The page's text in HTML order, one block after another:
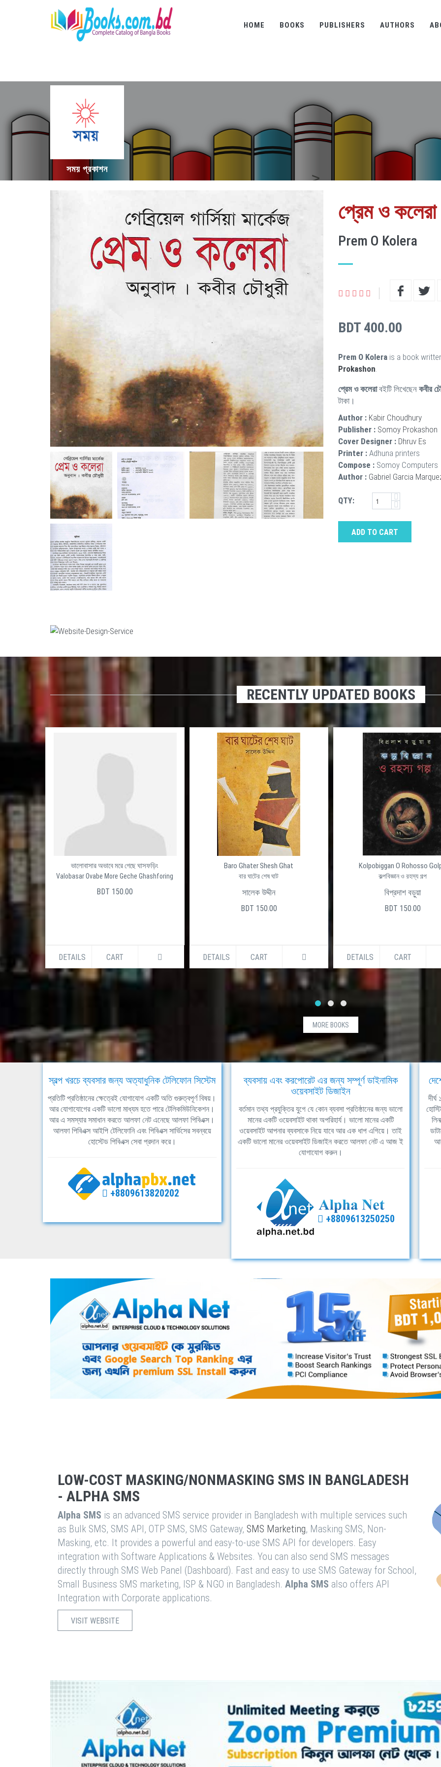
HOME BOOKS PUBLISHERS AUTHORS
সময় প্রকাশন
প্রেম ও কলেরা
Prem O Kolera
BDT 400.00
Prem O Kolera is a book
Prokashon.
প্রেম ও কলেরাবইটি লিখেছেন কবীর
টাকা।
Author : Kabir Choudhury
Publisher : Somoy Prokashon
Cover Designer : Dhruv Es
Printer : Adhuna printers
Compose : Somoy Computers
Author : Gabriel Garcia
QTY:
ADD TO CART
RECENTLY UPDATED BOOKS
ভালোবাসার অভাবে মরে গেছে ঘাসফড়িং
Valobasar Ovabe More Geche Ghashforing
BDT 150.00
DETAILS CART
Baro Ghater Shesh Ghat
বার ঘাটের শেষ ঘাট
সালেক উদ্দীন
BDT 150.00
DETAILS CART
Kolpobiggan O Rohosso
কল্পবিজ্ঞান ও রহস্য গল্প
বিপ্রদাশ বড়ুয়া
BDT 150.00
DETAILS CART
MORE BOOKS
স্বল্প খরচে ব্যবসার জন্য অত্যাধুনিক টেলিফোন সিস্টেম
প্রতিটি প্রতিষ্ঠানের ক্ষেত্রেই যোগাযোগ একটি অতি গুরুত্বপূর্ণ বিষয়।
আর যোগাযোগের একটি ভালো মাধ্যম হতে পারে টেলিকমিউনিকেশন।
আর এ সমস্যার সমাধান করতে আলফা নেট এনেছে আলফা পিবিএক্স।
আলফা পিবিএক্স আইপি টেলিফোনি এবং পিবিএক্স সার্ভিসের সবন্বয়ে
হোস্টেড পিবিএক্স সেবা প্রদান করে।
+8809613820202
ব্যবসায় এবং করপোরেট এর জন্য সম্পূর্ণ ডাইনামিক
ওয়েবসাইট ডিজাইন
বর্তমান তথ্য প্রযুক্তির যুগে যে কোন ব্যবসা প্রতিষ্ঠানের জন্য ভালো
মানের একটি ওয়েবসাইট থাকা অপরিহার্য। ভালো মানের একটি
ওয়েবসাইট আপনার ব্যবসাকে নিয়ে যাবে আর এক ধাপ এগিয়ে। তাই
একটি ভালো মানের ওয়েবসাইট ডিজাইন করতে আলফা নেট এ আজ ই
যোগাযোগ করুন।
+8809613250250
LOW-COST MASKING/NONMASKING SMS IN BANGLADESH
- ALPHA SMS
Alpha SMS is an advanced SMS service provider in Bangladesh with multiple services such
as Bulk SMS, SMS API, OTP SMS, SMS Gateway, SMS Marketing, Masking SMS, Non-
Masking, etc. It provides a powerful and easy-to-use SMS API for developers. Easy
integration with Software Applications & Websites. You can also send SMS messages
directly through SMS Web Panel (Dashboard). Fast and easy to use SMS Gateway for School,
Small Business SMS marketing, ISP & NGO in Bangladesh. Alpha SMS also offers API
Integration with Corporate applications.
VISIT WEBSITE